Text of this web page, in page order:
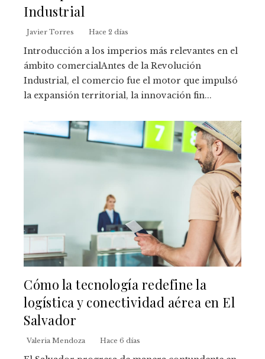
Industrial
Javier Torres Hace 2 días
Introducción a los imperios más relevantes en el
ámbito comercialAntes de la Revolución
Industrial, el comercio fue el motor que impulsó
la expansión territorial, la innovación fin...
Cómo la tecnología redefine la
logística y conectividad aérea en El
Salvador
Valeria Mendoza Hace 6 días